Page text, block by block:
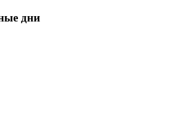
дни